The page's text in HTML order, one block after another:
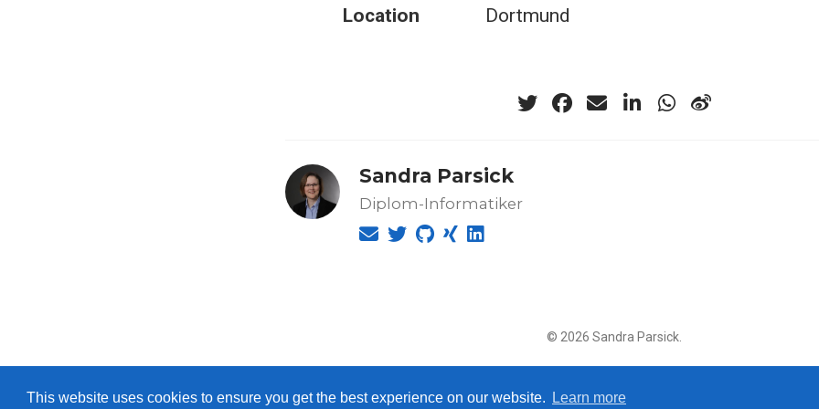
This website uses cookies to ensure you get the best experience on our website. Learn more
Location
Dortmund
Sandra Parsick
Diplom-Informatiker
© 2026 Sandra Parsick.